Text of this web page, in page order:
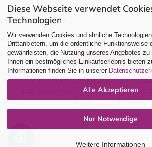
Diese Webseite verwendet
Technologien
Wir verwenden Cookies und ähnliche
Drittanbietern, um die ordentliche Funktionsweise
gewährleisten, die Nutzung unseres Angebotes zu
Ihnen ein bestmögliches Einkaufserlebnis bieten
Informationen finden Sie in unserer
Alle Akzeptieren
Nur Notwendige
Weitere Informationen
Select Language
Vertrag widerrufen
Alle Preise verstehen sich inklusive der
Versandkostensoweit nicht anders